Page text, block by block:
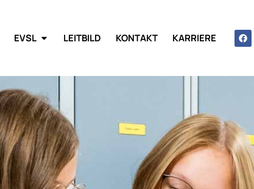
EVSL LEITBILD KONTAKT KARRIERE